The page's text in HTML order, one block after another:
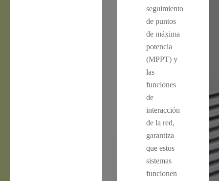
seguimiento
de puntos
de máxima
potencia
(MPPT) y
las
funciones
de
interacción
de la red,
garantiza
que estos
sistemas
funcionen